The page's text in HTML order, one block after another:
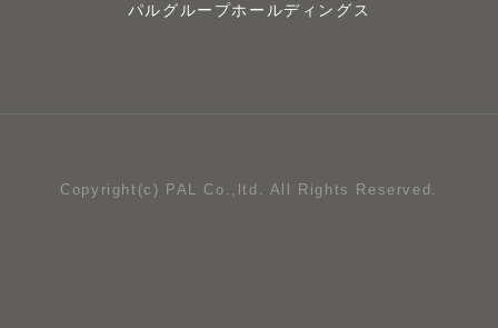
パルグループホールディングス
Copyright(c) PAL Co.,ltd. All Rights Reserved.